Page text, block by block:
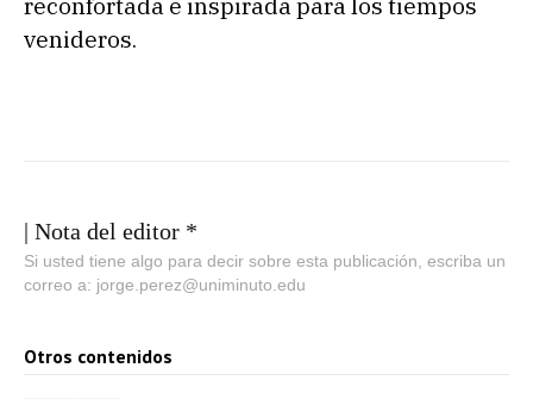
reconfortada e inspirada para los tiempos
venideros.
| Nota del editor *
Si usted tiene algo para decir sobre esta publicación, escriba un
correo a: jorge.perez@uniminuto.edu
Otros contenidos